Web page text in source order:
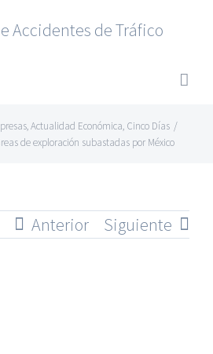
,Actualidad Económica, Cinco Días /
de exploración subastadas por México
Anterior Siguiente